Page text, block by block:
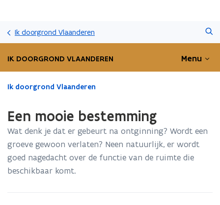
gaan
Ik doorgrond Vlaanderen
IK DOORGROND VLAANDEREN Menu
Gedaan
bevindt
op:
Een
mooie
Ik doorgrond Vlaanderen
Een mooie bestemming
Wat denk je dat er gebeurt na ontginning? Wordt een
groeve gewoon verlaten? Neen natuurlijk, er wordt
goed nagedacht over de functie van de ruimte die
beschikbaar komt.